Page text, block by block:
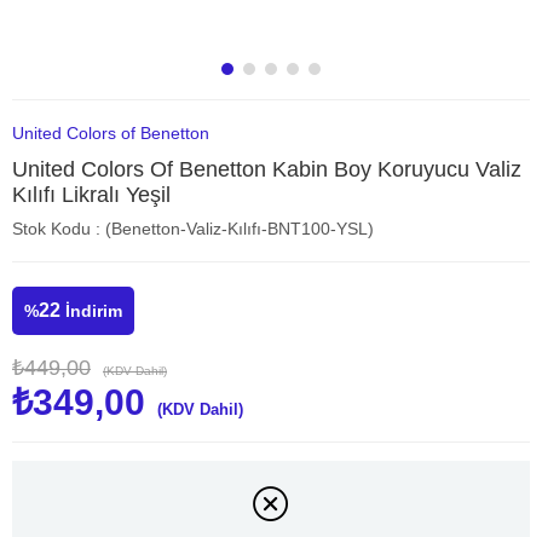
United Colors of Benetton
United Colors Of Benetton Kabin Boy Koruyucu Valiz
Kılıfı Likralı Yeşil
Stok Kodu (Benetton-Valiz-Kılıfı-BNT100-YSL)
%22 İndirim
₺449,00 (KDV Dahil)
₺349,00 (KDV Dahil)